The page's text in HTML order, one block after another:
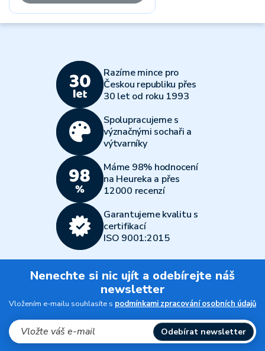
Razíme mince pro
Českou republiku přes
30 let od roku 1993
Spolupracujeme s
význačnými sochaři a
výtvarníky
Máme 98% hodnocení
na Heureka a přes
12000 recenzí
Garantujeme kvalitu s
certifikací
ISO 9001:2015
Nenechte si nic ujít a odebírejte náš
newsletter
Vložením e-mailu souhlasíte s podmínkami zpracování osobních údajů
Odebírat newsletter